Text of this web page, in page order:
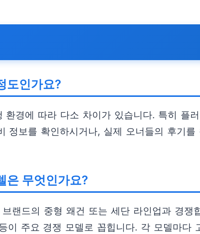
도인가요?
경에 따라 다소 차이가 있습니다. 특히 플
정보를 확인하시거나, 실제 오너들의 후기
은 무엇인가요?
랜드의 중형 왜건 또는 세단 라인업과 경
이 주요 경쟁 모델로 꼽힙니다. 각 모델마